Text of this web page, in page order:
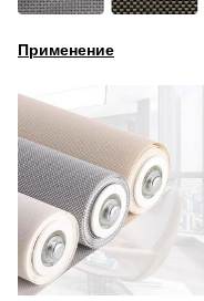
Применение